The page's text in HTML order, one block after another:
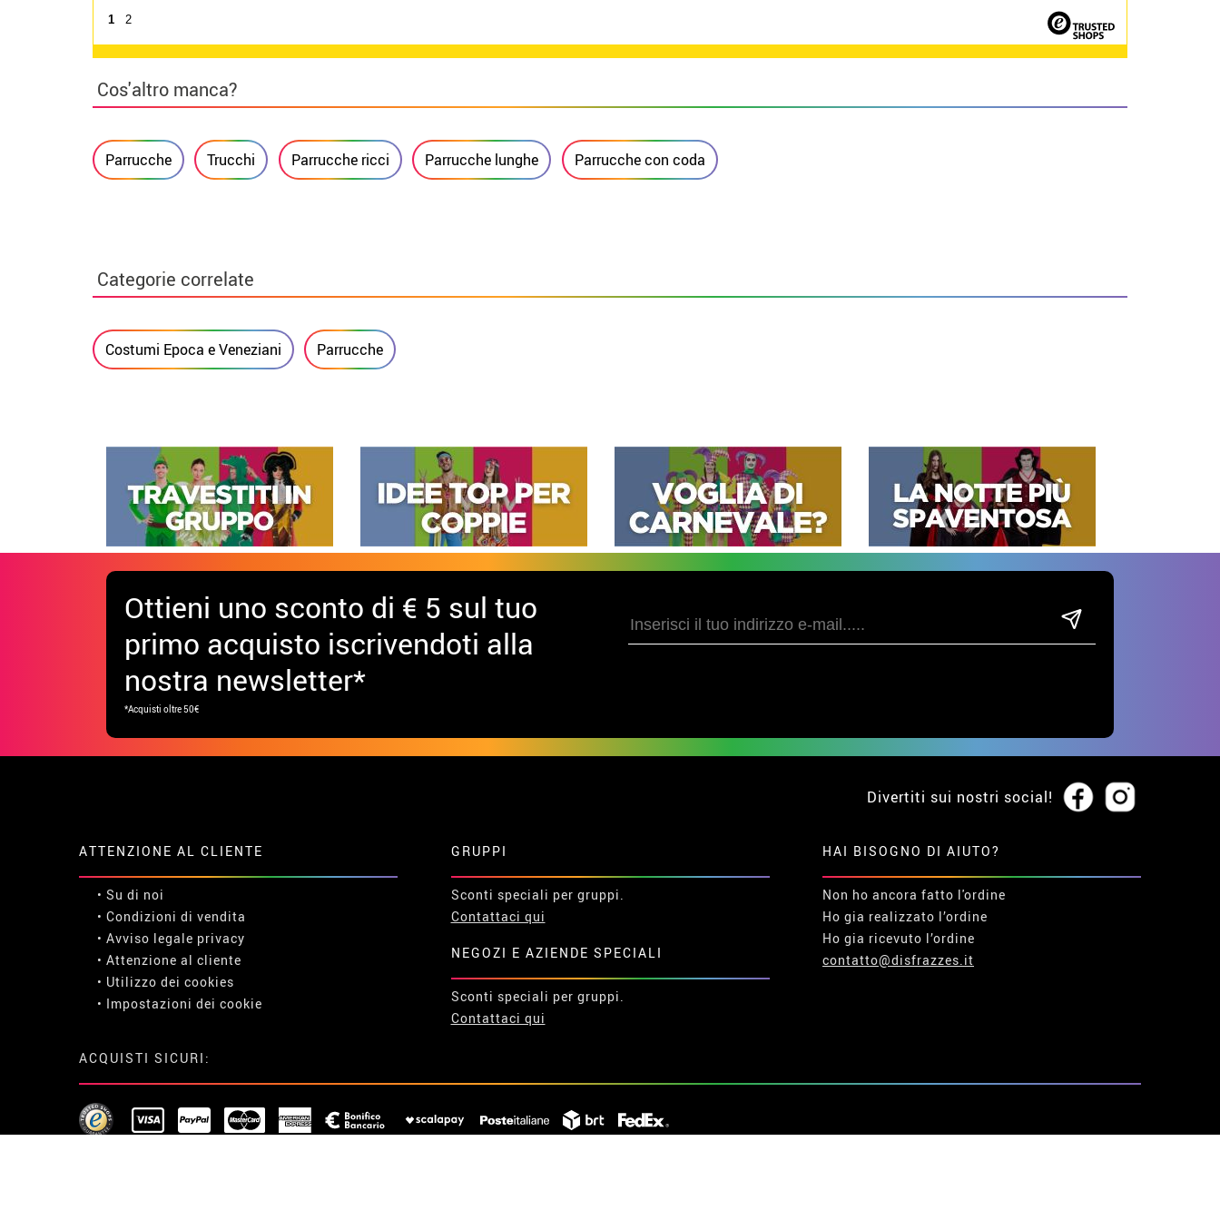
1 2
Cos'altro manca?
Parrucche Trucchi Parrucche ricci Parrucche lunghe Parrucche con coda
Categorie correlate
Costumi Epoca e Veneziani Parrucche
Ottieni uno sconto di € 5 sul tuo
primo acquisto iscrivendoti alla
nostra newsletter*
*Acquisti oltre 50€
Divertiti sui nostri social!
ATTENZIONE AL CLIENTE
• Su di noi
• Condizioni di vendita
• Avviso legale privacy
• Attenzione al cliente
• Utilizzo dei cookies
• Impostazioni dei cookie
GRUPPI
Sconti speciali per gruppi.
Contattaci qui
NEGOZI E AZIENDE SPECIALI
Sconti speciali per gruppi.
Contattaci qui
HAI BISOGNO DI AIUTO?
Non ho ancora fatto l'ordine
Ho gia realizzato l’ordine
Ho gia ricevuto l’ordine
contatto@disfrazzes.it
ACQUISTI SICURI: